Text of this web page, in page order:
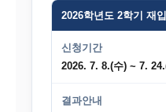
2026학년도 2학기 재
신청기간
2026. 7. 8.(수) ~ 7.
결과안내